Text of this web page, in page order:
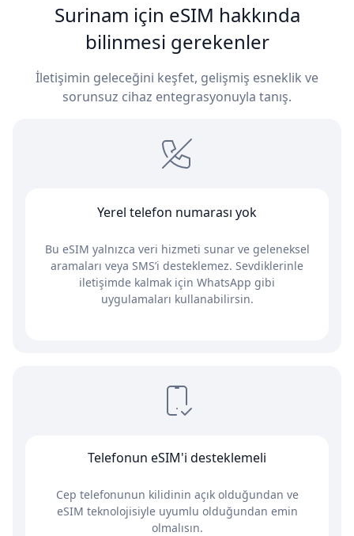
Surinam için eSIM hakkında
bilinmesi gerekenler
İletişimin geleceğini keşfet, gelişmiş esneklik ve
sorunsuz cihaz entegrasyonuyla tanış.
Yerel telefon numarası yok
Bu eSIM yalnızca veri hizmeti sunar ve geleneksel
aramaları veya SMS’i desteklemez. Sevdiklerinle
iletişimde kalmak için WhatsApp gibi
uygulamaları kullanabilirsin.
Telefonun eSIM'i desteklemeli
Cep telefonunun kilidinin açık olduğundan ve
eSIM teknolojisiyle uyumlu olduğundan emin
olmalısın.